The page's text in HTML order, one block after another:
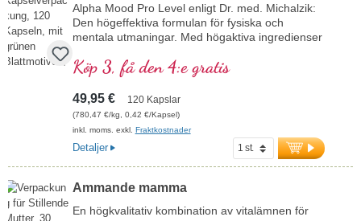
Alpha Mood Pro Level enligt Dr. med. Michalzik:
Den högeffektiva formulan för fysiska och
mentala utmaningar. Med högaktiva ingredienser
bioaktivt vitamin B12 stödjer denna produkt
nervsystemets, psykens och
energiomsättningens normala funktion. Vitamin
B12 bidrar dessutom till att minska trötthet och
utmattning. Theanin främjar produktionen av
alfavågor i hjärnan. Dessa är också aktiva vid
meditation och leder till ett tillstånd av
avslappning med hög mental klarhet och
fokusering. Vegansk, fri från tillsatser och
tillverkad i Tyskland – med över 20 års erfarenhet
av utveckling av vitalämnen. Aluminiumfri
Köp 3, få den 4:e gratis
49,95 € 120 Kapslar
(780,47 €/kg, 0,42 €/Kapsel)
inkl. moms. exkl. Fraktkostnader
Detaljer
Ammande mamma
En högkvalitativ kombination av vitalämnen för